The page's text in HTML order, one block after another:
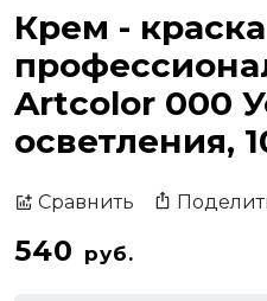
Крем -
Artcolor 000
осветления,
Сравнить
540 руб.